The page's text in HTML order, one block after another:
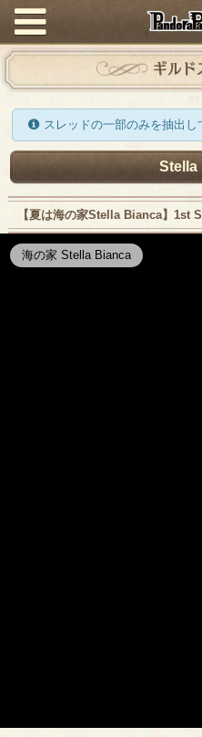
ギルド
スレッドの一部のみを抽出し
Stella
【夏は海の家Stella Bianca】1st
海の家 Stella Bianca